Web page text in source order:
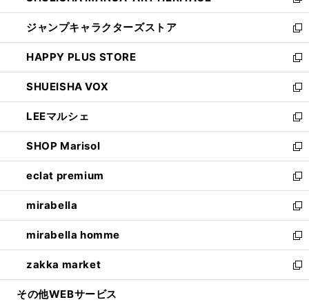
開
く
ウ
ィ
ン
ド
ウ
で
開
く
し
い
ウ
ィ
ン
ド
ウ
で
開
く
ジャンプキャラクターズストア
新
し
い
ウ
ィ
ン
ド
ウ
で
開
く
HAPPY PLUS STORE
新
し
い
ウ
ィ
ン
ド
ウ
で
開
く
SHUEISHA VOX
新
し
い
ウ
ィ
ン
ド
ウ
で
開
く
LEEマルシェ
新
し
い
ウ
ィ
ン
ド
ウ
で
開
く
SHOP Marisol
新
し
い
ウ
ィ
ン
ド
ウ
で
開
eclat premium
新
し
い
ウ
ィ
ン
ド
ウ
mirabella
新
し
い
ウ
ィ
ン
mirabella homme
新
し
い
ウ
zakka market
新
し
その他WEBサービス